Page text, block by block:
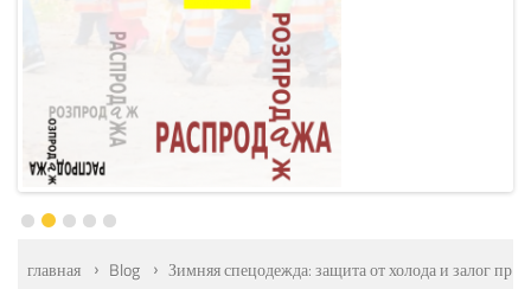
главная Blog Зимняя спецодежда: защита от холода и залог